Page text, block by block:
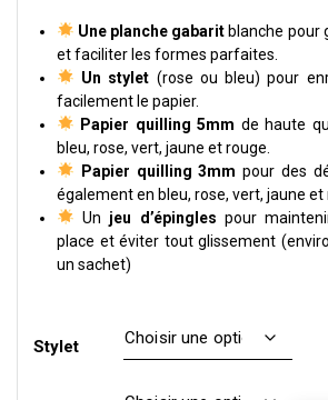
Une planche gabarit blanche pour
et faciliter les formes parfaites.
Un stylet (rose ou bleu) pour
facilement le papier.
Papier quilling 5mm de haute
bleu, rose, vert, jaune et rouge.
Papier quilling 3mm pour des
également en bleu, rose, vert, jaune et
Un jeu d’épingles pour
place et éviter tout glissement
un sachet)
Stylet